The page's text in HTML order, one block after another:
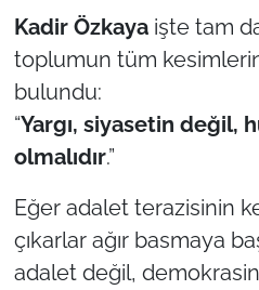
Kadir Özkayaişte tam
toplumun tüm
bulundu:
“Yargı, siyasetin değil,
olmalıdır.”
Eğer adalet terazisinin
çıkarlar ağır basmaya
adalet değil,